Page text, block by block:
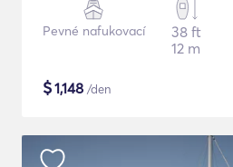
Pevné nafukovací
38 ft
12 m
$1,148 /den